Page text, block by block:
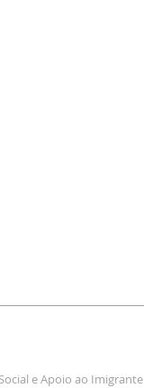
e Apoio ao Imigrante